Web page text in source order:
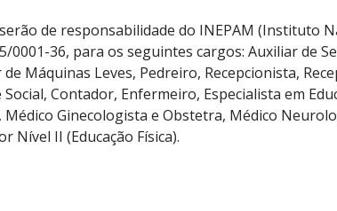
de responsabilidade do INEPAM (Instituto
0001-36, para os seguintes cargos: Auxiliar de
Máquinas Leves, Pedreiro, Recepcionista,
Contador, Enfermeiro, Especialista em
Ginecologista e Obstetra, Médico
II (Educação Física).